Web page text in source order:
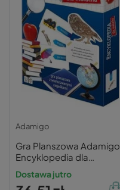
Adamigo
Gra Planszowa Adamigo
Encyklopedia dla
Malucha Quiz Edukacyjna
5+
Dostawa jutro